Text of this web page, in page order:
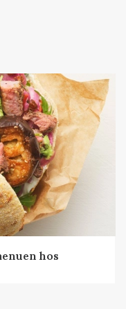
hos